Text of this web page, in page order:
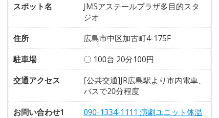
スポット名
JMSアステールプラザ多目的スタ
ジオ
住所
広島市中区加古町4-175F
駐車場
〇 100台 20分100円
交通アクセス
[公共交通]JR広島駅より市内電車、
バスで20分程度
お問い合わせ1
090-1334-1111 演劇ユニット体温